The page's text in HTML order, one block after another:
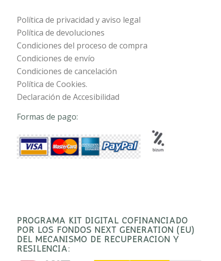
Política de privacidad y aviso legal
Política de devoluciones
Condiciones del proceso de compra
Condiciones de envío
Condiciones de cancelación
Política de Cookies.
Declaración de Accesibilidad
Formas de pago:
PROGRAMA KIT DIGITAL COFINANCIADO
POR LOS FONDOS NEXT GENERATION (EU)
DEL MECANISMO DE RECUPERACIÓN Y
RESILENCIA: